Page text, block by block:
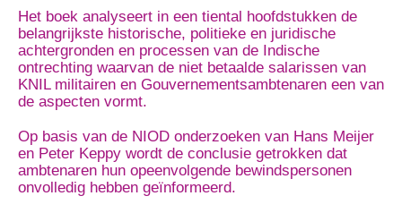
Het boek analyseert in een tiental hoofdstukken de
belangrijkste historische, politieke en juridische
achtergronden en processen van de Indische
ontrechting waarvan de niet betaalde salarissen van
KNIL militairen en Gouvernementsambtenaren een van
de aspecten vormt.
Op basis van de NIOD onderzoeken van Hans Meijer
en Peter Keppy wordt de conclusie getrokken dat
ambtenaren hun opeenvolgende bewindspersonen
onvolledig hebben geïnformeerd.